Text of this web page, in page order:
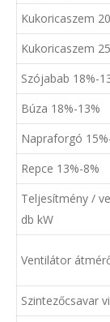
Kukoricaszem
Kukoricaszem
Szójabab 18%-
Búza 18%-13%
Napraforgó
Repce 13%-8%
Teljesítmény /
db kW
Ventilátor
Szintezőcsavar